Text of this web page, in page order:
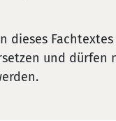
dieses
und dürfen